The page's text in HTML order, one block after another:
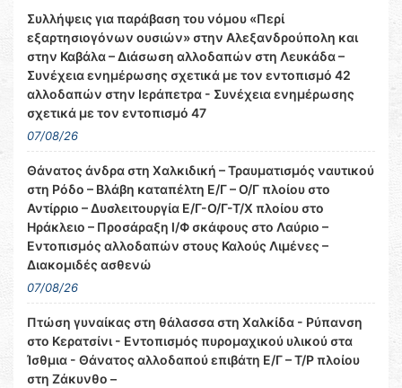
Συλλήψεις για παράβαση του νόμου «Περί
εξαρτησιογόνων ουσιών» στην Αλεξανδρούπολη και
στην Καβάλα – Διάσωση αλλοδαπών στη Λευκάδα –
Συνέχεια ενημέρωσης σχετικά με τον εντοπισμό 42
αλλοδαπών στην Ιεράπετρα - Συνέχεια ενημέρωσης
σχετικά με τον εντοπισμό 47
07/08/26
Θάνατος άνδρα στη Χαλκιδική – Τραυματισμός ναυτικού
στη Ρόδο – Βλάβη καταπέλτη Ε/Γ – Ο/Γ πλοίου στο
Αντίρριο – Δυσλειτουργία Ε/Γ-Ο/Γ-Τ/Χ πλοίου στο
Ηράκλειο – Προσάραξη Ι/Φ σκάφους στο Λαύριο –
Εντοπισμός αλλοδαπών στους Καλούς Λιμένες –
Διακομιδές ασθενώ
07/08/26
Πτώση γυναίκας στη θάλασσα στη Χαλκίδα - Ρύπανση
στο Κερατσίνι - Εντοπισμός πυρομαχικού υλικού στα
Ίσθμια - Θάνατος αλλοδαπού επιβάτη Ε/Γ – Τ/Ρ πλοίου
στη Ζάκυνθο –